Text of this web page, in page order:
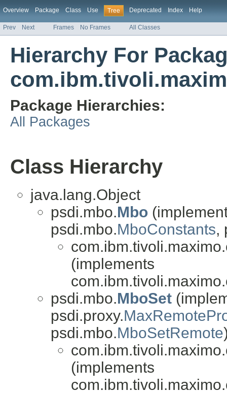
Overview Package Class Use Tree Deprecated Index Help
Prev Next Frames No Frames All Classes
Hierarchy For
Package Hierarchies:
All Packages
Class Hierarchy
java.lang.Object
psdi.mbo.Mbo
psdi.mbo.MboConstants,
(implements
psdi.mbo.MboSet
psdi.proxy.
psdi.mbo.MboSetRemote
(implements